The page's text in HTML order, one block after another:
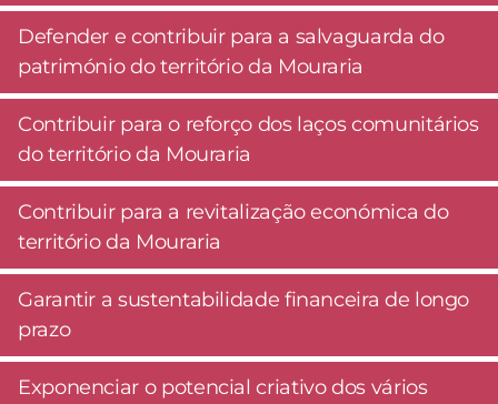
Defender e contribuir para a salvaguarda do
património do território da Mouraria
Contribuir para o reforço dos laços comunitários
do território da Mouraria
Contribuir para a revitalização económica do
território da Mouraria
Garantir a sustentabilidade financeira de longo
prazo
Exponenciar o potencial criativo dos vários